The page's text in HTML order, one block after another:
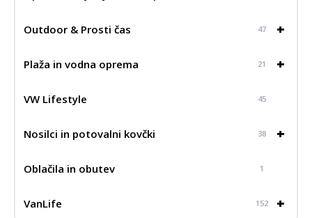
+
Outdoor & Prosti čas 47
+
Plaža in vodna oprema 21
VW Lifestyle 45
+
Nosilci in potovalni kovčki 38
Oblačila in obutev 1
+
VanLife 152